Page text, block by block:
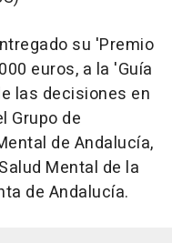
su 'Premio
euros, a la 'Guía
las decisiones en
Grupo de
de Andalucía,
Mental de la
de Andalucía.